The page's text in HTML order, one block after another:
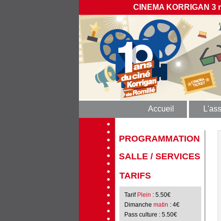
CINEMA KORRIGAN 3
Accueil
PROGRAMMATION
SALLE / SERVICES
TARIFS
Tarif Plein : 5.50€
Dimanche matin : 4€
Pass culture : 5.50€